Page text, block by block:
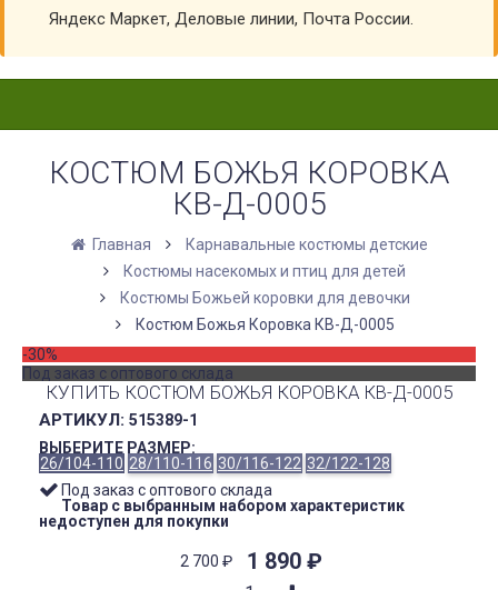
Яндекс Маркет, Деловые линии, Почта России.
КОСТЮМ БОЖЬЯ КОРОВКА
КВ-Д-0005
Главная
Карнавальные костюмы детские
Костюмы насекомых и птиц для детей
Костюмы Божьей коровки для девочки
Костюм Божья Коровка КВ-Д-0005
-30%
Под заказ с оптового склада
КУПИТЬ КОСТЮМ БОЖЬЯ КОРОВКА КВ-Д-0005
АРТИКУЛ: 515389-1
ВЫБЕРИТЕ РАЗМЕР:
26/104-110 28/110-116 30/116-122 32/122-128
Под заказ с оптового склада
Товар с выбранным набором характеристик
недоступен для покупки
2 700 ₽ 1 890 ₽